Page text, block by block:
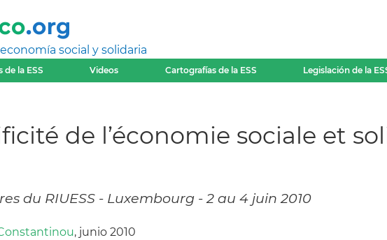
social y solidaria
de la ESS Videos Cartografías de la ESS Legislación de la
de l’économie sociale et
du RIUESS - Luxembourg - 2 au 4 juin 2010
, junio 2010